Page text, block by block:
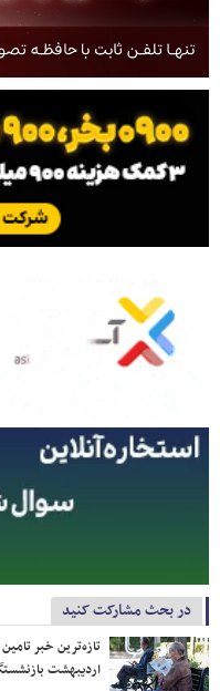
در بحث مشارکت کنید
تازه‌ترین خبر
اردیبهشت